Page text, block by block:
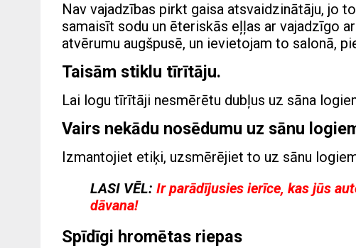
Nav vajadzības pirkt gaisa atsvaidzinātāju, jo
samaisīt sodu un ēteriskās eļļas ar vajadzīgo
atvērumu augšpusē, un ievietojam to salonā,
Taisām stiklu tīrītāju.
Lai logu tīrītāji nesmērētu dubļus uz sāna
Vairs nekādu nosēdumu uz sānu
Izmantojiet etiķi, uzsmērējiet to uz sānu
LASI VĒL: Ir parādījusies ierīce, kas jūs
dāvana!
Spīdīgi hromētas riepas